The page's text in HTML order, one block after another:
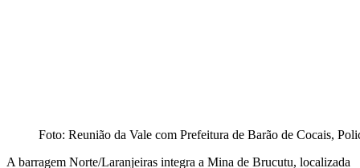
Foto: Reunião da Vale com Prefeitura de Barão de Cocais,
A barragem Norte/Laranjeiras integra a Mina de Brucutu, localizada